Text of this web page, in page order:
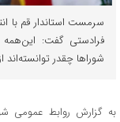
سرمست استاندار قم با
فرادستی گفت: این‌همه
شوراها چقدر توانسته‌اند
به گزارش روابط عمومی